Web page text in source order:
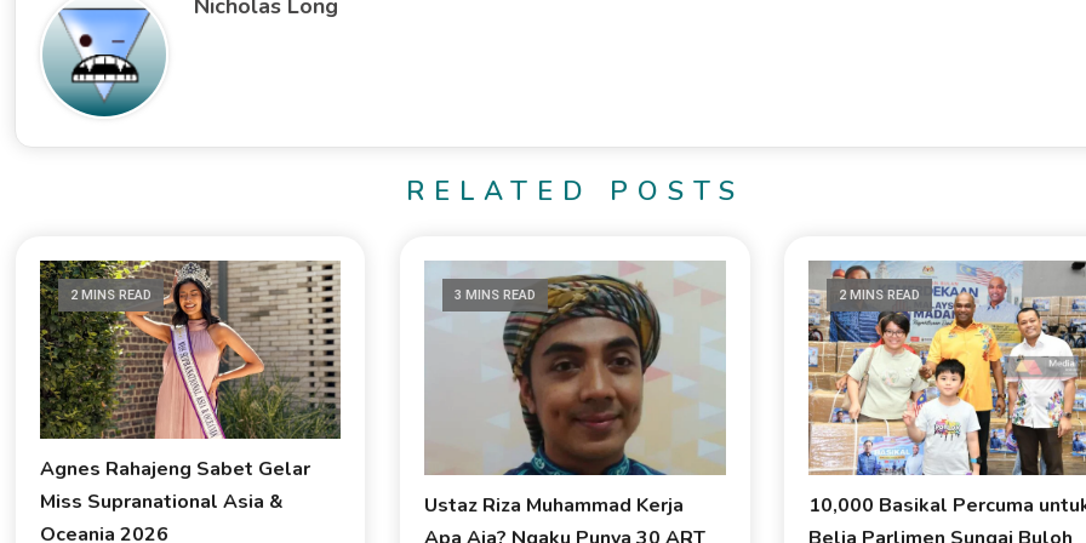
Nicholas Long
RELATED POSTS
2 MINS READ
Agnes Rahajeng Sabet Gelar
Miss Supranational Asia &
Oceania 2026
3 MINS READ
Ustaz Riza Muhammad Kerja
2 MINS READ
10,000 Basikal Percuma